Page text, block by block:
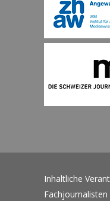
Inhaltliche
Fachjournalisten